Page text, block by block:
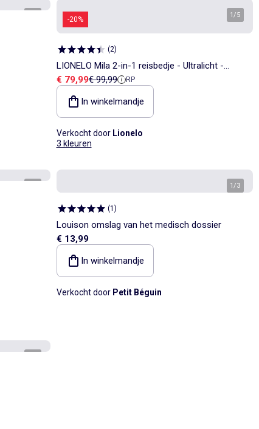
-20%
1/5
(2)
LIONELO Mila 2-in-1 reisbedje - Ultralicht -
Babybedje - Matras van 4 cm - Inclusief tas
Verkoopprijs
€ 79,99Referentieprijs
€ 99,99 RP
In winkelmandje
Verkocht door Lionelo
3 kleuren
1/3
(1 )
Louison omslag van het medisch dossier
€ 13,99
In winkelmandje
Verkocht door Petit Béguin